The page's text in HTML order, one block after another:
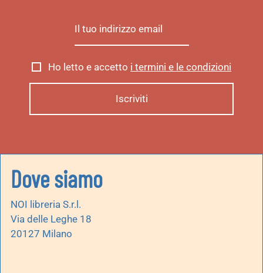
Ho letto e accetto i termini e le condizioni
Dove siamo
NOI libreria S.r.l.
Via delle Leghe 18
20127 Milano